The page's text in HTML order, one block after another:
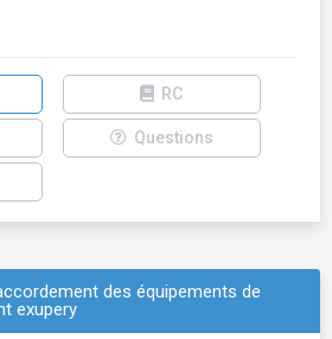
RC
Questions
des équipements de
exupery